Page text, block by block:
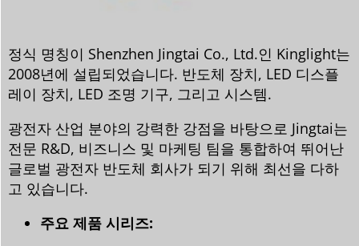
정식 명칭이 Shenzhen Jingtai Co., Ltd.인 Kinglight는
2008년에 설립되었습니다. 반도체 장치, LED 디스플
레이 장치, LED 조명 기구, 그리고 시스템.
광전자 산업 분야의 강력한 강점을 바탕으로 Jingtai는
전문 R&D, 비즈니스 및 마케팅 팀을 통합하여 뛰어난
글로벌 광전자 반도체 회사가 되기 위해 최선을 다하
고 있습니다.
주요 제품 시리즈: